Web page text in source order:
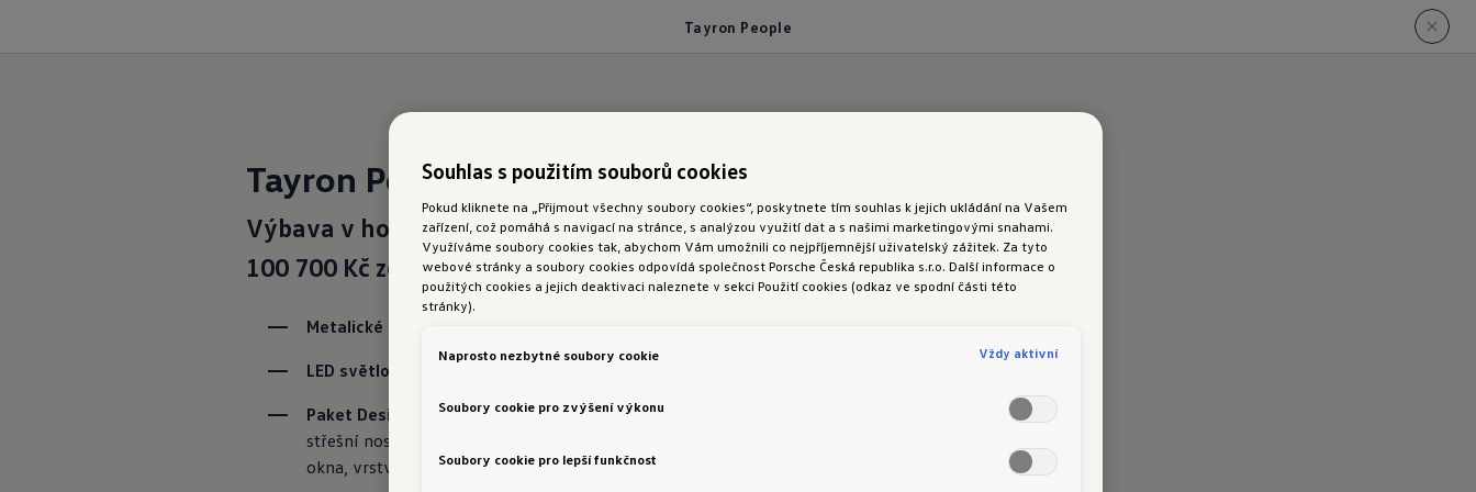
Tayron People
Tayron People
Výbava v hodnotě
100 700 Kč zdarma:
Metalické lakování
LED světlomety Plus
Paket Design
(stříbrně eloxované
střešní nosiče, zatmavená zadní
okna, vrstvená akustická skla)
Souhlas s použitím souborů cookies
Pokud kliknete na „Přijmout všechny soubory cookies“, poskytnete tím souhlas k jejich ukládání na Vašem
zařízení, což pomáhá s navigací na stránce, s analýzou využití dat a s našimi marketingovými snahami.
Využíváme soubory cookies tak, abychom Vám umožnili co nejpříjemnější uživatelský zážitek. Za tyto
webové stránky a soubory cookies odpovídá společnost Porsche Česká republika s.r.o. Další informace o
použitých cookies a jejich deaktivaci naleznete v sekci Použití cookies (odkaz ve spodní části této
stránky).
Naprosto nezbytné soubory cookie Vždy aktivní
Soubory cookie pro zvýšení výkonu
Soubory cookie pro lepší funkčnost